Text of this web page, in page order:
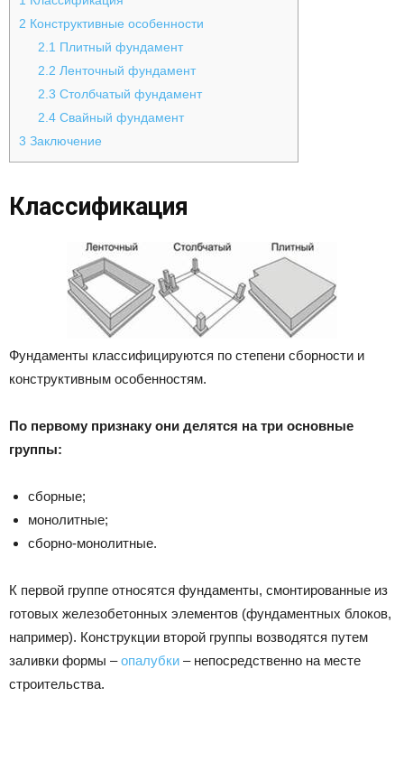
2 Конструктивные особенности
2.1 Плитный фундамент
2.2 Ленточный фундамент
2.3 Столбчатый фундамент
2.4 Свайный фундамент
3 Заключение
Классификация
Фундаменты классифицируются по степени сборности и
конструктивным особенностям.
По первому признаку они делятся на три основные
группы:
сборные;
монолитные;
сборно-монолитные.
К первой группе относятся фундаменты, смонтированные из
готовых железобетонных элементов (фундаментных блоков,
например). Конструкции второй группы возводятся путем
заливки формы –опалубки – непосредственно на месте
строительства.